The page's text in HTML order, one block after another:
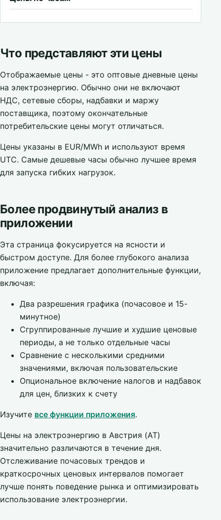
Что представляют эти цены
Отображаемые цены - это оптовые дневные цены
на электроэнергию. Обычно они не включают
НДС, сетевые сборы, надбавки и маржу
поставщика, поэтому окончательные
потребительские цены могут отличаться.
Цены указаны в EUR/MWh и используют время
UTC. Самые дешевые часы обычно лучшее время
для запуска гибких нагрузок.
Более продвинутый анализ в
приложении
Эта страница фокусируется на ясности и
быстром доступе. Для более глубокого анализа
приложение предлагает дополнительные функции,
включая:
Два разрешения графика (почасовое и 15-
минутное)
Сгруппированные лучшие и худшие ценовые
периоды, а не только отдельные часы
Сравнение с несколькими средними
значениями, включая пользовательские
Опциональное включение налогов и надбавок
для цен, близких к счету
Изучите все функции приложения.
Цены на электроэнергию в Австрия (AT)
значительно различаются в течение дня.
Отслеживание почасовых трендов и
краткосрочных ценовых интервалов помогает
лучше понять поведение рынка и оптимизировать
использование электроэнергии.